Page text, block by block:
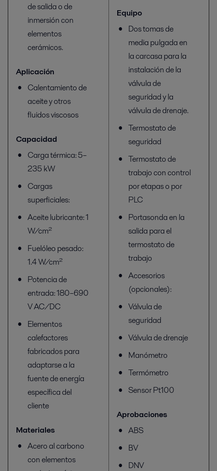
de salida o de
inmersión con
elementos
cerámicos.
Aplicación
Calentamiento de
aceite y otros
fluidos viscosos
Capacidad
Carga térmica: 5–
235 kW
Cargas
superficiales:
Aceite lubricante: 1
W/cm²
Fuelóleo pesado:
1.4 W/cm²
Potencia de
entrada: 180–690
V AC/DC
Elementos
calefactores
fabricados para
adaptarse a la
fuente de energía
específica del
cliente
Materiales
Acero al carbono
con elementos
Equipo
Dos tomas de
media pulgada en
la carcasa para la
instalación de la
válvula de
seguridad y la
válvula de drenaje.
Termostato de
seguridad
Termostato de
trabajo con control
por etapas o por
PLC
Portasonda en la
salida para el
termostato de
trabajo
Accesorios
(opcionales):
Válvula de
seguridad
Válvula de drenaje
Manómetro
Termómetro
Sensor Pt100
Aprobaciones
ABS
BV
DNV